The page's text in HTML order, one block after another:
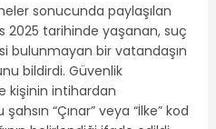
sonucunda paylaşılan
2025 tarihinde yaşanan, suç
bulunmayan bir vatandaşın
bildirdi. Güvenlik
kişinin intihardan
“Çınar” veya “İlke” kod